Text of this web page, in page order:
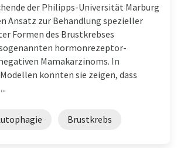
der Philipps-Universität Marburg
Ansatz zur Behandlung spezieller
Formen des Brustkrebses
hormonrezeptor-
Mamakarzinoms. In
konnten sie zeigen, dass
Brustkrebs